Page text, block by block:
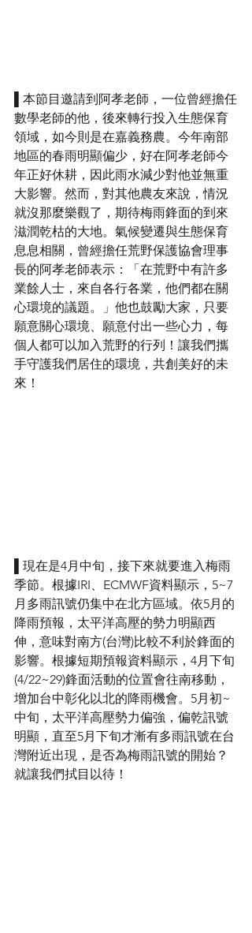
▌本節目邀請到阿孝老師，一位曾經擔任
數學老師的他，後來轉行投入生態保育
領域，如今則是在嘉義務農。今年南部
地區的春雨明顯偏少，好在阿孝老師今
年正好休耕，因此雨水減少對他並無重
大影響。然而，對其他農友來說，情況
就沒那麼樂觀了，期待梅雨鋒面的到來
滋潤乾枯的大地。氣候變遷與生態保育
息息相關，曾經擔任荒野保護協會理事
長的阿孝老師表示：「在荒野中有許多
業餘人士，來自各行各業，他們都在關
心環境的議題。」他也鼓勵大家，只要
願意關心環境、願意付出一些心力，每
個人都可以加入荒野的行列！讓我們攜
手守護我們居住的環境，共創美好的未
來！
▌現在是4月中旬，接下來就要進入梅雨
季節。根據IRI、ECMWF資料顯示，5~7
月多雨訊號仍集中在北方區域。依5月的
降雨預報，太平洋高壓的勢力明顯西
伸，意味對南方(台灣)比較不利於鋒面的
影響。根據短期預報資料顯示，4月下旬
(4/22~29)鋒面活動的位置會往南移動，
增加台中彰化以北的降雨機會。5月初~
中旬，太平洋高壓勢力偏強，偏乾訊號
明顯，直至5月下旬才漸有多雨訊號在台
灣附近出現，是否為梅雨訊號的開始？
就讓我們拭目以待！